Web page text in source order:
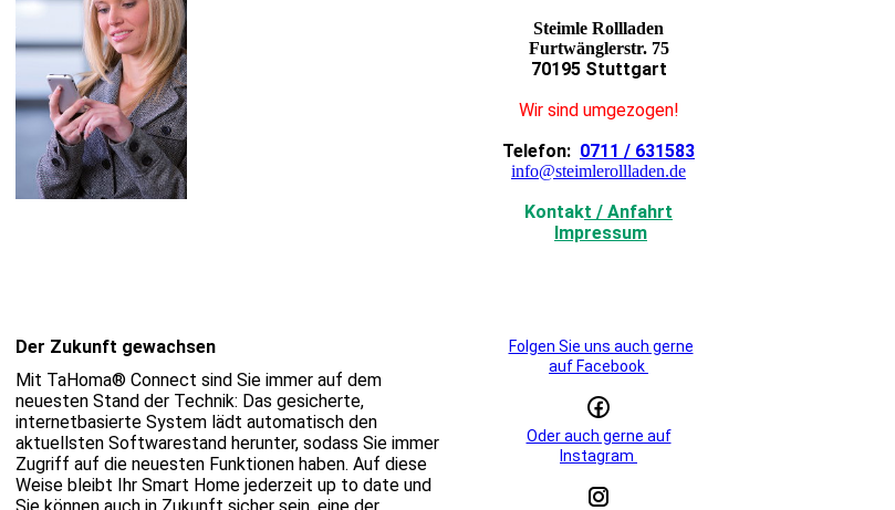
Der Zukunft gewachsen
Mit TaHoma® Connect sind Sie immer auf dem
neuesten Stand der Technik: Das gesicherte,
internetbasierte System lädt automatisch den
aktuellsten Softwarestand herunter, sodass Sie immer
Zugriff auf die neuesten Funktionen haben. Auf diese
Weise bleibt Ihr Smart Home jederzeit up to date und
Steimle Rollladen
Furtwänglerstr. 75
70195 Stuttgart
Wir sind umgezogen!
Telefon: 0711 / 631583
info@steimlerollladen.de
Kontakt / Anfahrt
Impressum
Folgen Sie uns auch gerne
auf Facebook
Oder auch gerne auf
Instagram